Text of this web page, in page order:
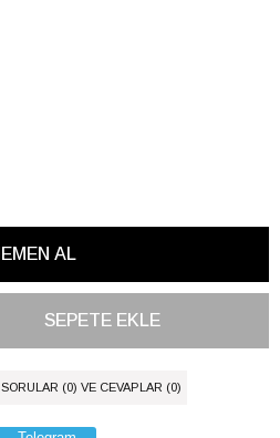
SORULAR (0) VE CEVAPLAR (0)